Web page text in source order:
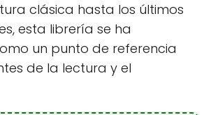
clásica hasta los últimos
esta librería se ha
un punto de referencia
de la lectura y el